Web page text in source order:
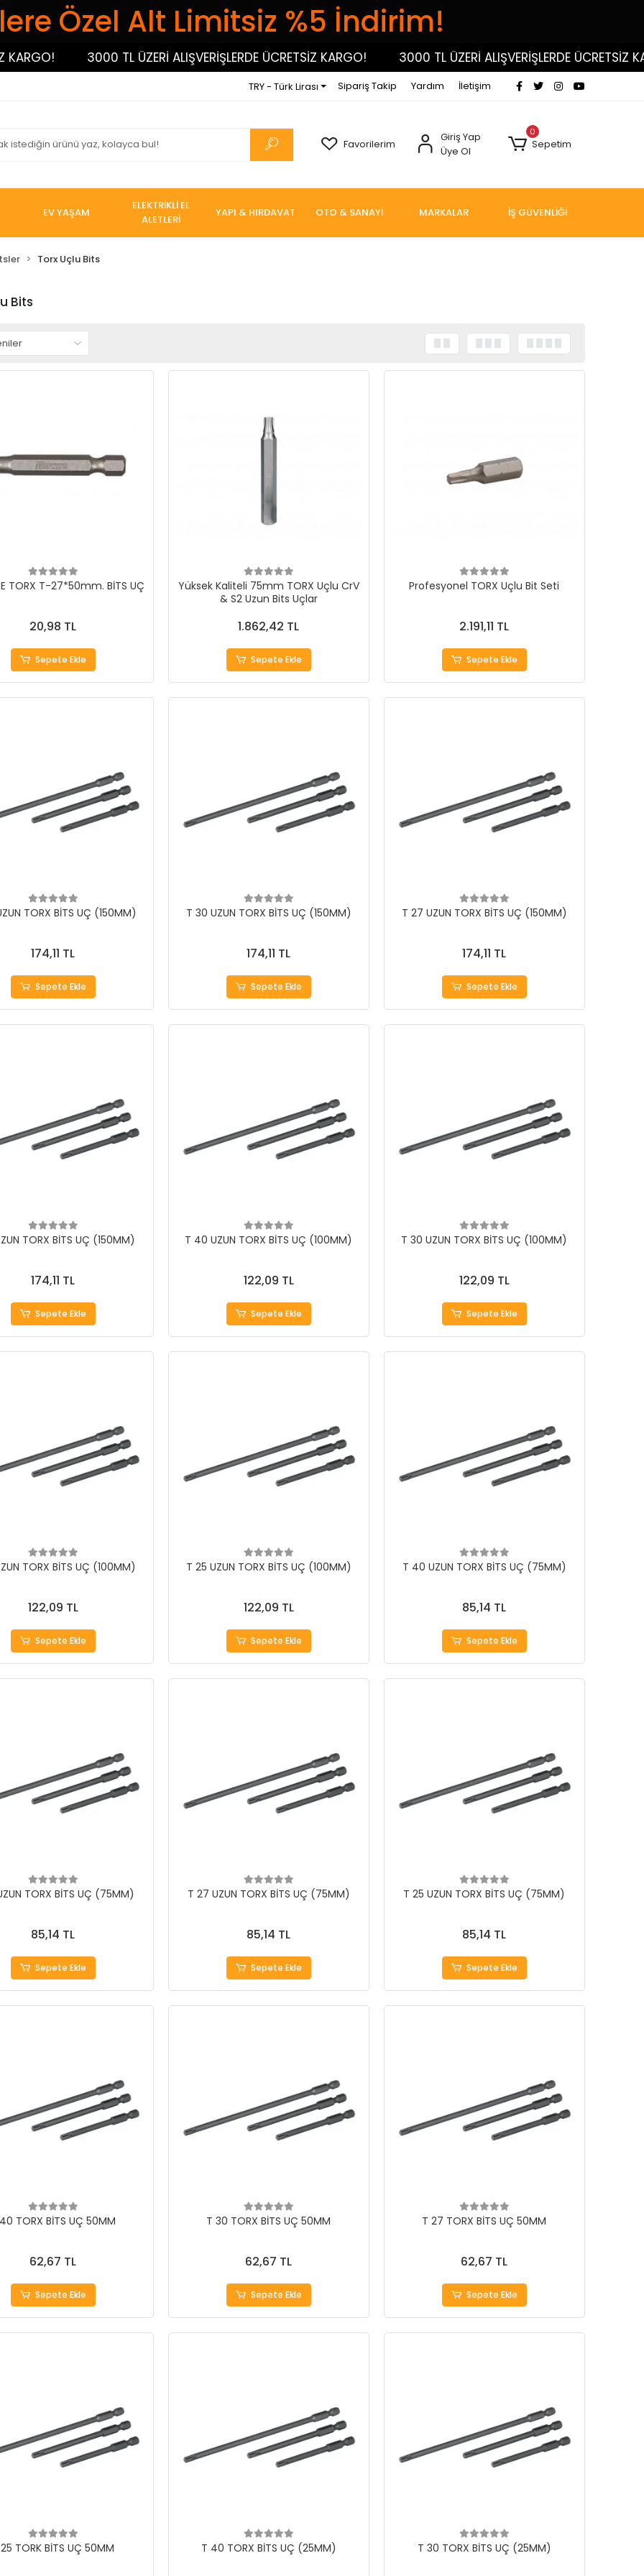
Özel Alt Limitsiz %5 İndirim!
3000 TL ÜZERİ ALIŞVERİŞLERDE ÜCRETSİZ KARGO! 3000 TL ÜZERİ ALIŞVERİŞLERDE ÜCRETSİZ KARGO!
TRY - Türk Lirası Sipariş Takip Yardım İletişim
Favorilerim
Giriş Yap
Üye Ol
0
Sepetim
EV YAŞAM
ELEKTRİKLİ EL
ALETLERİ
YAPI & HIRDAVAT OTO & SANAYİ MARKALAR İŞ GÜVENLİĞİ
Torx Uçlu Bits
Bits
TORX T-27*50mm. BİTS UÇ
20,98 TL
Sepete Ekle
Yüksek Kaliteli 75mm TORX Uçlu CrV
& S2 Uzun Bits Uçlar
1.862,42 TL
Sepete Ekle
Profesyonel TORX Uçlu Bit Seti
2.191,11 TL
Sepete Ekle
TORX BİTS UÇ (150MM)
174,11 TL
Sepete Ekle
T 30 UZUN TORX BİTS UÇ (150MM)
174,11 TL
Sepete Ekle
T 27 UZUN TORX BİTS UÇ (150MM)
174,11 TL
Sepete Ekle
TORX BİTS UÇ (150MM)
174,11 TL
Sepete Ekle
T 40 UZUN TORX BİTS UÇ (100MM)
122,09 TL
Sepete Ekle
T 30 UZUN TORX BİTS UÇ (100MM)
122,09 TL
Sepete Ekle
TORX BİTS UÇ (100MM)
122,09 TL
Sepete Ekle
T 25 UZUN TORX BİTS UÇ (100MM)
122,09 TL
Sepete Ekle
T 40 UZUN TORX BİTS UÇ (75MM)
85,14 TL
Sepete Ekle
TORX BİTS UÇ (75MM)
85,14 TL
Sepete Ekle
T 27 UZUN TORX BİTS UÇ (75MM)
85,14 TL
Sepete Ekle
T 25 UZUN TORX BİTS UÇ (75MM)
85,14 TL
Sepete Ekle
TORX BİTS UÇ 50MM
62,67 TL
Sepete Ekle
T 30 TORX BİTS UÇ 50MM
62,67 TL
Sepete Ekle
T 27 TORX BİTS UÇ 50MM
62,67 TL
Sepete Ekle
TORK BİTS UÇ 50MM T 40 TORX BİTS UÇ (25MM) T 30 TORX BİTS UÇ (25MM)